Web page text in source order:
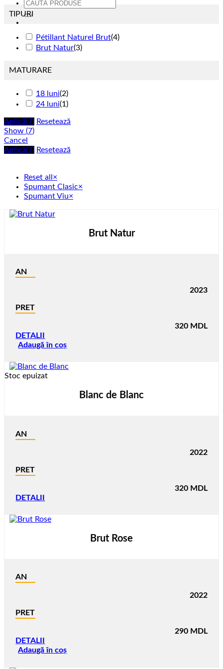
Caută
după:
TIPURI
Pétillant Naturel Brut(4)
Brut Natur(3)
MATURARE
18 luni(2)
24 luni(1 )
Aplică(7) Resetează
Show (7)
Cancel
Aplică(7) Resetează
Reset all ×
Spumant Clasic×
Spumant Viu×
Brut Natur
AN
2023
PRET
320 MDL
DETALII
Adaugă în coș
Stoc epuizat
Blanc de Blanc
AN
2022
PRET
320 MDL
DETALII
Brut Rose
AN
2022
PRET
290 MDL
DETALII
Adaugă în coș